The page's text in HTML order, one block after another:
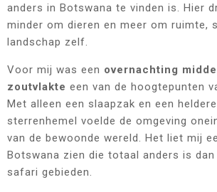
anders in Botswana te vinden is. Hier
minder om dieren en meer om ruimte,
landschap zelf.
Voor mij was een overnachting
zoutvlakte een van de hoogtepunten
Met alleen een slaapzak en een heldere
sterrenhemel voelde de omgeving
van de bewoonde wereld. Het liet mij
Botswana zien die totaal anders is dan
safari gebieden.